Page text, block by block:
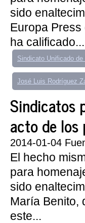
sido
Europa Press
ha calificado...
Sindicato Unificado
José Luis Rodríguez
Sindicatos
acto de los
2014-01-04
El hecho
para
sido
María Benito,
este...